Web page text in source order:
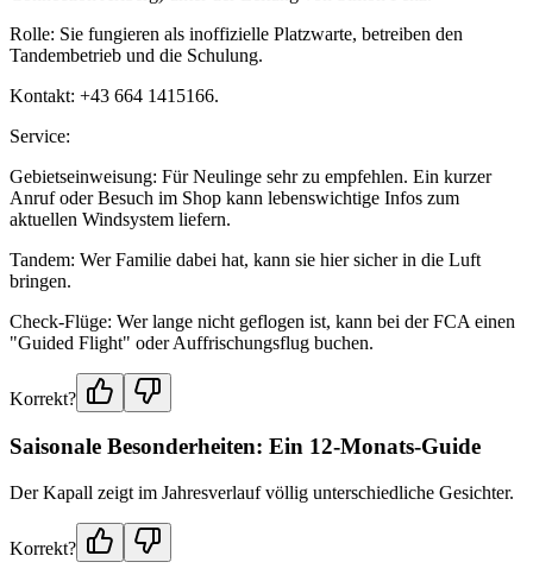
Rolle: Sie fungieren als inoffizielle Platzwarte, betreiben den
Tandembetrieb und die Schulung.
Kontakt: +43 664 1415166.
Service:
Gebietseinweisung: Für Neulinge sehr zu empfehlen. Ein kurzer
Anruf oder Besuch im Shop kann lebenswichtige Infos zum
aktuellen Windsystem liefern.
Tandem: Wer Familie dabei hat, kann sie hier sicher in die Luft
bringen.
Check-Flüge: Wer lange nicht geflogen ist, kann bei der FCA einen
"Guided Flight" oder Auffrischungsflug buchen.
Korrekt?
Saisonale Besonderheiten: Ein 12-Monats-Guide
Der Kapall zeigt im Jahresverlauf völlig unterschiedliche Gesichter.
Korrekt?